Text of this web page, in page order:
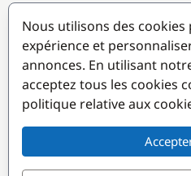
Destinations populaires
Nous utilisons des
expérience et
annonces. En utilisant
acceptez tous les cookies
politique relative aux